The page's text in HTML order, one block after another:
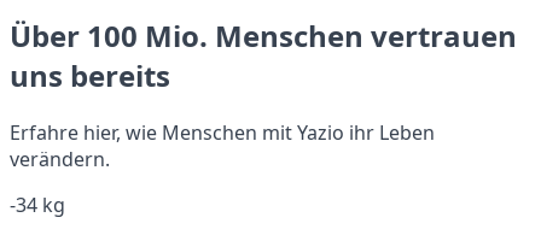
Über 100 Mio. Menschen vertrauen
uns bereits
Erfahre hier, wie Menschen mit Yazio ihr Leben
verändern.
-34 kg